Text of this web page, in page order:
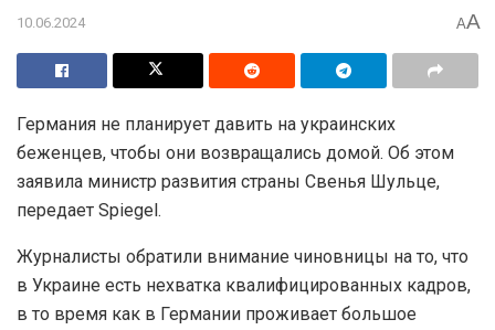
10.06.2024 AA
Германия не планирует давить на украинских
беженцев, чтобы они возвращались домой. Об этом
заявила министр развития страны Свенья Шульце,
передает Spiegel.
Журналисты обратили внимание чиновницы на то, что
в Украине есть нехватка квалифицированных кадров,
в то время как в Германии проживает большое